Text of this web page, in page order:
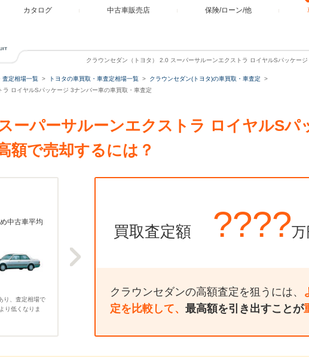
カタログ 中古車販売店 保険/ローン/他
クラウンセダン（トヨタ） 2.0 スーパーサルーンエクストラ ロイヤルSパッケー
査定相場一覧 トヨタの車買取・車査定相場一覧
クラウンセダン(トヨタ)の車買取・車査定
ロイヤルSパッケージ 3ナンバー車の車買取・車査定
ーパーサルーンエクストラ ロイヤルSパ
額で売却するには？
中古車平均
り、査定相場で
り低くなりま
買取査定額 ????万
クラウンセダンの高額査定を狙うには、
定を比較して、 最高額を引き出すことが